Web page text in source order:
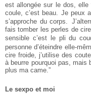
est allongée sur le dos,
coule, c’est beau. Je peux
s’approche du corps.
fais tomber les perles de
sensible c’est le pli du
personne d’éteindre elle-
cire froide, j’utilise des
à beurre pourquoi pas, mais
plus ma came.”
Le sexpo et moi